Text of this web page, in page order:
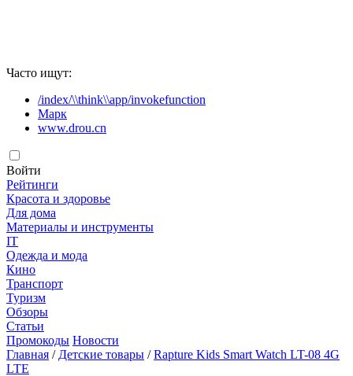
Часто ищут:
/index/\\think\\app/invokefunction
Марк
www.drou.cn
Войти
Рейтинги
Красота и здоровье
Для дома
Материалы и инструменты
IT
Одежда и мода
Кино
Транспорт
Туризм
Обзоры
Статьи
Промокоды Новости
Главная / Детские товары /Rapture Kids Smart Watch LT-08 4G
LTE